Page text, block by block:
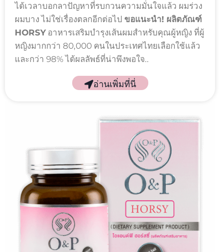
ได้เวลาบอกลาปัญหาที่รบกวนความมั่นใจแล้ว ผมร่วง
ผมบาง ไม่ใช่เรื่องตลกอีกต่อไป ขอแนะนำ! ผลิตภัณฑ์
HORSYอาหารเสริมบำรุงเส้นผมสำหรับคุณผู้หญิง ที่ผู้
หญิงมากกว่า 80,000 คนในประเทศไทยเลือกใช้แล้ว
และกว่า 98% ได้ผลลัพธ์ที่น่าพึงพอใจ..
อ่านเพิ่มที่นี่